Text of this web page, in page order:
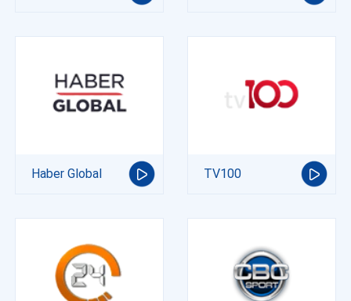
Haber Global TV100